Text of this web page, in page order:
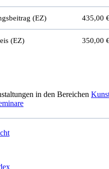
(EZ) 435,00
(EZ) 350,00
in den Bereichen